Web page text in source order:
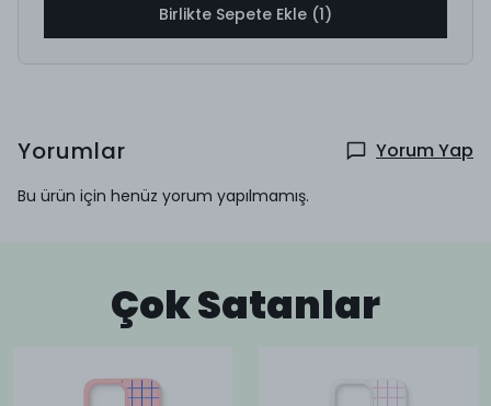
Birlikte Sepete Ekle (1)
Yorumlar Yorum Yap
Bu ürün için henüz yorum yapılmamış.
Çok Satanlar